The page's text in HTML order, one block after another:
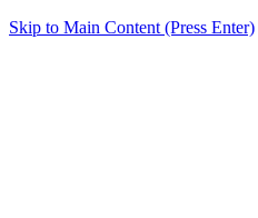
Skip to Main Content (Press Enter)